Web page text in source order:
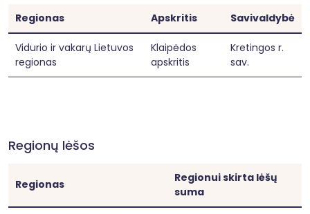
Regionas Apskritis Savivaldybė
Vidurio ir vakarų Lietuvos
regionas
Klaipėdos
apskritis
Kretingos r.
sav.
Regionų lėšos
Regionas
Regionui skirta lėšų
suma